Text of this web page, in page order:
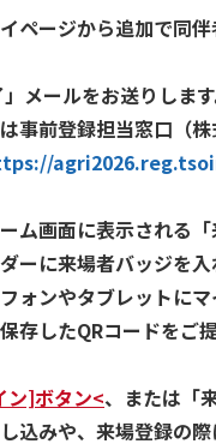
ージから追加で同伴
メールをお送りします
事前登録担当窓口（
ム画面に表示される
ーに来場者バッジを入
ォンやタブレットに
存したQRコードをご
ン]ボタン<、または「
込みや、来場登録の